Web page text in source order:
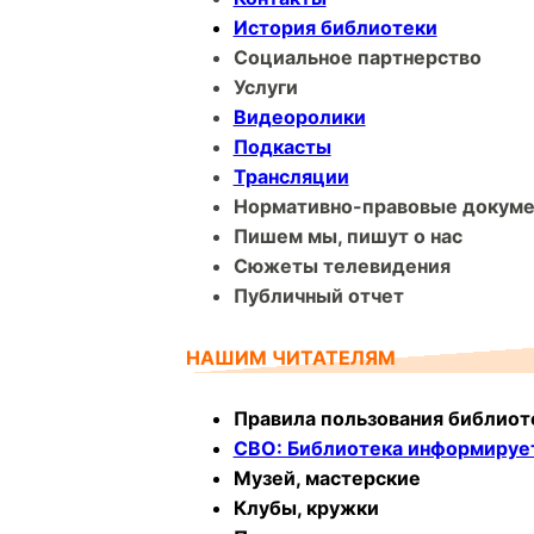
История библиотеки
Социальное партнерство
Услуги
Видеоролики
Подкасты
Трансляции
Нормативно-правовые
Пишем мы, пишут о нас
Сюжеты телевидения
Публичный отчет
НАШИМ ЧИТАТЕЛЯМ
Правила пользования
СВО: Библиотека
Музей, мастерские
Клубы, кружки